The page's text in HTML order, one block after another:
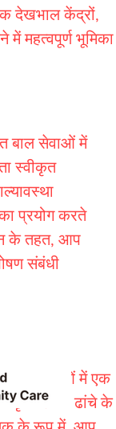
देखभाल केंद्रों,
में महत्वपूर्ण भूमिका
बाल सेवाओं में
स्वीकृत
प्रयोग करते
के तहत, आप
संबंधी
बाल सेवाओं में एक
शिक्षण ढांचे के